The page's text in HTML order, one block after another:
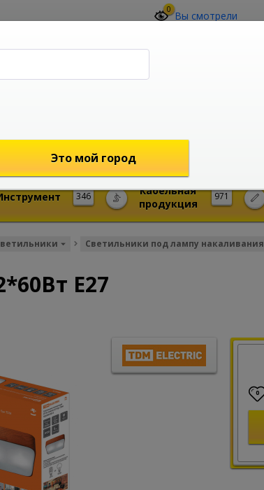
0 Вы смотрели
346 971
Кабельная
продукция
Светильники под лампу накаливания
E27
0
Это мой город